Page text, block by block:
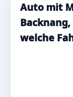
Auto mit
welche